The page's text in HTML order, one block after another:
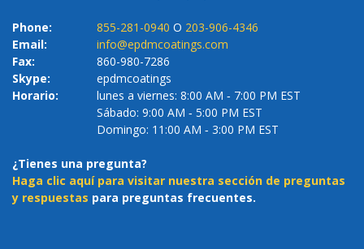
Phone: 855-281-0940 O 203-906-4346
Email:
info@epdmcoatings.com
Fax:
860-980-7286
Skype:
epdmcoatings
Horario:
lunes a viernes: 8:00 AM ‐ 7:00 PM EST
Sábado: 9:00 AM ‐ 5:00 PM EST
Domingo: 11:00 AM ‐ 3:00 PM EST
¿Tienes una pregunta?
Haga clic aquí para visitar nuestra sección de preguntas
y respuestas para preguntas frecuentes.